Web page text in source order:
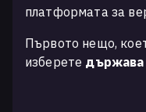
платформата за
Първото нещо,
изберете държава